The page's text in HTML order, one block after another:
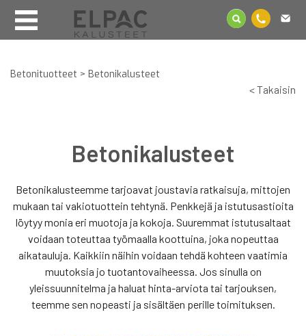
Betonituotteet > Betonikalusteet
< Takaisin
Betonikalusteet
Betonikalusteemme tarjoavat joustavia ratkaisuja, mittojen
mukaan tai vakiotuottein tehtynä. Penkkejä ja istutusastioita
löytyy monia eri muotoja ja kokoja. Suuremmat istutusaltaat
voidaan toteuttaa työmaalla koottuina, joka nopeuttaa
aikatauluja. Kaikkiin näihin voidaan tehdä kohteen vaatimia
muutoksia jo tuotantovaiheessa. Jos sinulla on
yleissuunnitelma ja haluat hinta-arviota tai tarjouksen,
teemme sen nopeasti ja sisältäen perille toimituksen.